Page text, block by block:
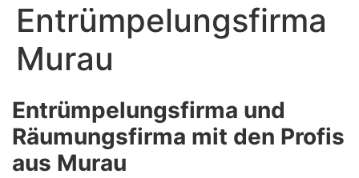
Entrümpelungsfirma
Murau
Entrümpelungsfirma und
Räumungsfirma mit den Profis
aus Murau